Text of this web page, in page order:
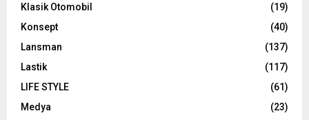
Klasik Otomobil
(19)
Konsept
(40)
Lansman
(137)
Lastik
(117)
LIFE STYLE
(61)
Medya
(23)